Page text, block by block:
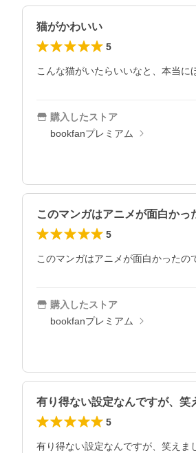
猫がかわいい
5
こんな猫がいたらいいなと、本当に
購入したストア
bookfanプレミアム
このマンガはアニメが面白か
5
このマンガはアニメが面白かったの
購入したストア
bookfanプレミアム
有り得ない設定なんですが、
5
有り得ない設定なんですが、笑えま